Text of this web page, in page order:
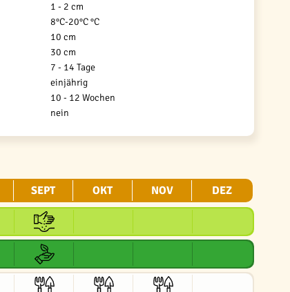
1 - 2 cm
8°C-20°C °C
10 cm
30 cm
7 - 14 Tage
einjährig
10 - 12 Wochen
nein
SEPT OKT NOV DEZ